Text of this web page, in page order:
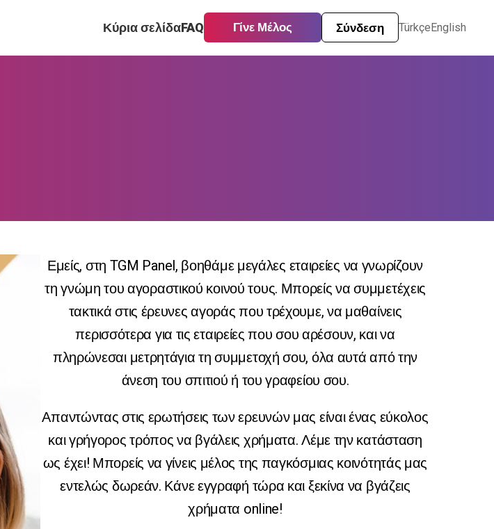
Κύρια σελίδαFAQ Γίνε Μέλος Σύνδεση TürkçeEnglish
Εμείς, στη TGM Panel, βοηθάμε μεγάλες εταιρείες να γνωρίζουν
τη γνώμη του αγοραστικού κοινού τους. Μπορείς να συμμετέχεις
τακτικά στις έρευνες αγοράς που τρέχουμε, να μαθαίνεις
περισσότερα για τις εταιρείες που σου αρέσουν, και να
πληρώνεσαι μετρητάγια τη συμμετοχή σου, όλα αυτά από την
άνεση του σπιτιού ή του γραφείου σου.
Απαντώντας στις ερωτήσεις των ερευνών μας είναι ένας εύκολος
και γρήγορος τρόπος να βγάλεις χρήματα. Λέμε την κατάσταση
ως έχει! Μπορείς να γίνεις μέλος της παγκόσμιας κοινότητάς μας
εντελώς δωρεάν. Κάνε εγγραφή τώρα και ξεκίνα να βγάζεις
χρήματα online!